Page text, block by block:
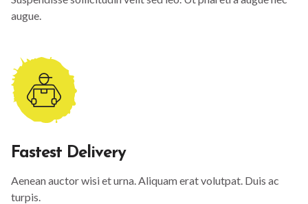
augue.
Fastest Delivery
Aenean auctor wisi et urna. Aliquam erat volutpat. Duis ac
turpis.